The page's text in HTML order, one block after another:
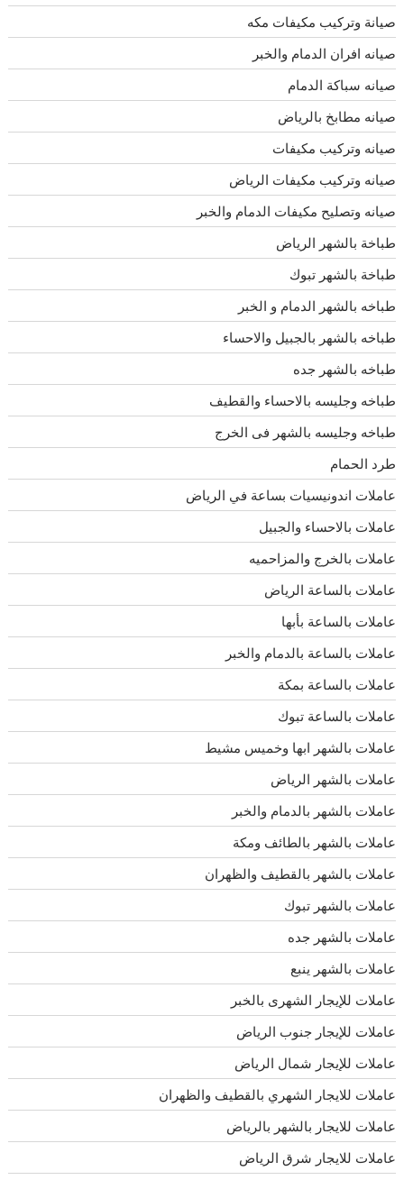
صيانة وتركيب مكيفات مكه
صيانه افران الدمام والخبر
صيانه سباكة الدمام
صيانه مطابخ بالرياض
صيانه وتركيب مكيفات
صيانه وتركيب مكيفات الرياض
صيانه وتصليح مكيفات الدمام والخبر
طباخة بالشهر الرياض
طباخة بالشهر تبوك
طباخه بالشهر الدمام و الخبر
طباخه بالشهر بالجبيل والاحساء
طباخه بالشهر جده
طباخه وجليسه بالاحساء والقطيف
طباخه وجليسه بالشهر فى الخرج
طرد الحمام
عاملات اندونيسيات بساعة في الرياض
عاملات بالاحساء والجبيل
عاملات بالخرج والمزاحميه
عاملات بالساعة الرياض
عاملات بالساعة بأبها
عاملات بالساعة بالدمام والخبر
عاملات بالساعة بمكة
عاملات بالساعة تبوك
عاملات بالشهر ابها وخميس مشيط
عاملات بالشهر الرياض
عاملات بالشهر بالدمام والخبر
عاملات بالشهر بالطائف ومكة
عاملات بالشهر بالقطيف والظهران
عاملات بالشهر تبوك
عاملات بالشهر جده
عاملات بالشهر ينبع
عاملات للإيجار الشهرى بالخبر
عاملات للإيجار جنوب الرياض
عاملات للإيجار شمال الرياض
عاملات للايجار الشهري بالقطيف والظهران
عاملات للايجار بالشهر بالرياض
عاملات للايجار شرق الرياض